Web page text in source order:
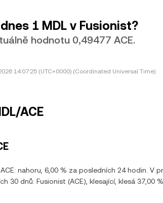
1 MDL v Fusionist?
hodnotu 0,49477 ACE.
14:07:25 (UTC+0000) (Coordinated Universal Time)
ACE
nahoru, 6,00 % za posledních 24 hodin. V
30 dnů: Fusionist (ACE), klesající, klesá 37,00 %.